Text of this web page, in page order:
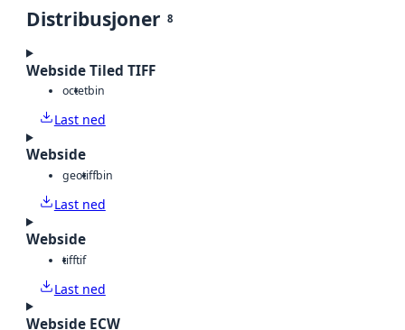
Distribusjoner 8
Webside Tiled TIFF
octetbin
Last ned
Webside
geotiffbin
Last ned
Webside
tifftif
Last ned
Webside ECW